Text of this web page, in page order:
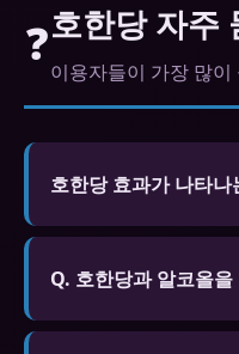
❓호한당 자주
이용자들이 가장 많이
호한당 효과가 나타
일반적으로 복용 후
니다. 고지방 식사 후
Q. 호한당과 알코올
A. 알코올은 호한당의